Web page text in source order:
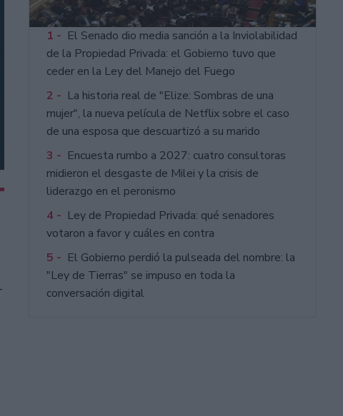
1 - El Senado dio media sanción a la Inviolabilidad
de la Propiedad Privada: el Gobierno tuvo que
ceder en la Ley del Manejo del Fuego
2 - La historia real de "Elize: Sombras de una
mujer", la nueva película de Netflix sobre el caso
de una esposa que descuartizó a su marido
3 - Encuesta rumbo a 2027: cuatro consultoras
midieron el desgaste de Milei y la crisis de
liderazgo en el peronismo
4 - Ley de Propiedad Privada: qué senadores
votaron a favor y cuáles en contra
5 - El Gobierno perdió la pulseada del nombre: la
"Ley de Tierras" se impuso en toda la
conversación digital